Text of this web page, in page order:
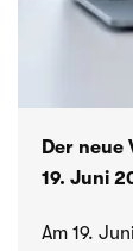
Der
19. Juni
Am 19.